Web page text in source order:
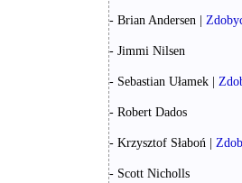
- Brian Andersen |
- Jimmi Nilsen
- Sebastian Ułamek |
- Robert Dados
- Krzysztof Słaboń |
- Scott Nicholls